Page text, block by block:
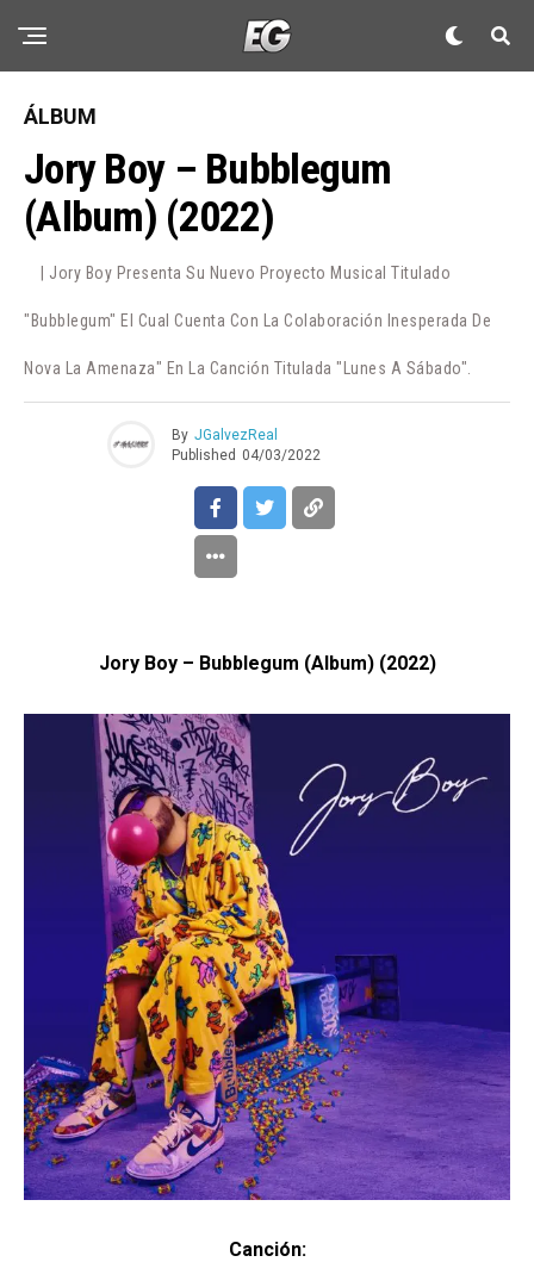
ÁLBUM
Jory Boy – Bubblegum
(Album) (2022)
| Jory Boy Presenta Su Nuevo Proyecto Musical Titulado
"Bubblegum" El Cual Cuenta Con La Colaboración Inesperada De
Nova La Amenaza" En La Canción Titulada "Lunes A Sábado".
By JGalvezReal
Published 04/03/2022
Jory Boy – Bubblegum (Album) (2022)
Canción: